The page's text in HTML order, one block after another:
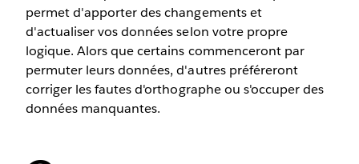
permet d'apporter des changements et
d'actualiser vos données selon votre propre
logique. Alors que certains commenceront par
permuter leurs données, d'autres préféreront
corriger les fautes d'orthographe ou s'occuper des
données manquantes.